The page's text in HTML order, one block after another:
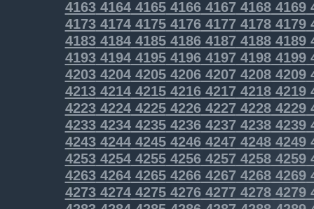
4163416441654166416741684169
4173417441754176417741784179
4183418441854186418741884189
4193419441954196419741984199
4203420442054206420742084209
4213421442154216421742184219
4223422442254226422742284229
4233423442354236423742384239
4243424442454246424742484249
4253425442554256425742584259
4263426442654266426742684269
4273427442754276427742784279